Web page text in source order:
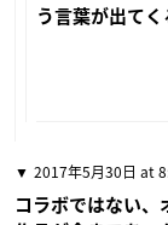
う言葉が出て
2017年5月30日 at
コラボではない、